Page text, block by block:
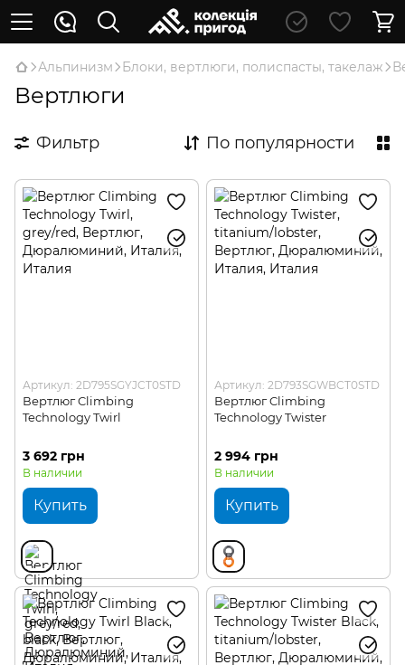
Альпинизм Блоки, вертлюги, полиспасты, такелаж
Вертлюги
Фильтр По популярности
Артикул: 2D795SGYJCT0STD
Вертлюг Climbing
Technology Twirl
3 692 грн
В наличии
Купить
Артикул: 2D793SGWBCT0STD
Вертлюг Climbing
Technology Twister
2 994 грн
В наличии
Купить